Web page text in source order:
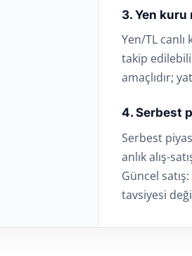
3. Yen
Yen/TL canlı
takip
amaçlıdır;
4. Serbest
Serbest
anlık alış-
Güncel
tavsiyesi